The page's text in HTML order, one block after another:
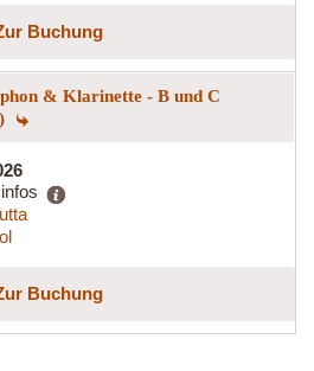
Buchung
& Klarinette - B und C
Buchung